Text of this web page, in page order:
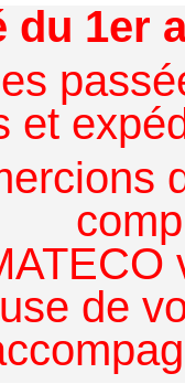
du 1er
et
de